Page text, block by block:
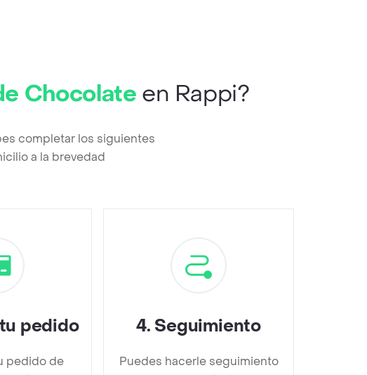
Chocolate en Rappi?
completar los siguientes
a la brevedad
pedido
pedido de
4. Seguimiento
Puedes hacerle seguimiento